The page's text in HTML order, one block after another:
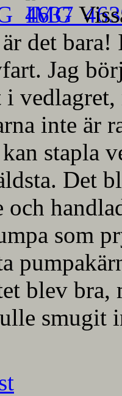
det
Jag
i
inte är
stapla
Det
och
som
blev